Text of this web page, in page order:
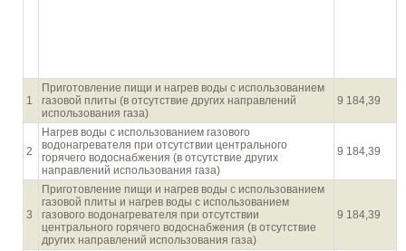
1
Приготовление пищи и нагрев воды с использованием
газовой плиты (в отсутствие других направлений
использования газа)
9 184,39
2
Нагрев воды с использованием газового
водонагревателя при отсутствии центрального
горячего водоснабжения (в отсутствие других
направлений использования газа)
9 184,39
3
Приготовление пищи и нагрев воды с использованием
газовой плиты и нагрев воды с использованием
газового водонагревателя при отсутствии
центрального горячего водоснабжения (в отсутствие
других направлений использования газа)
9 184,39